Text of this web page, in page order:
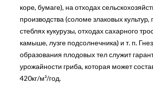
коре, бумаге), на отходах
производства (соломе злаковых культур,
стеблях кукурузы, отходах сахарного
камыше, лузге подсолнечника) и т. п.
образования плодовых тел служит
урожайности гриба, которая может
420кг/м²/год.